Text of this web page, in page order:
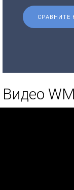
СРАВНИТЕ
Видео